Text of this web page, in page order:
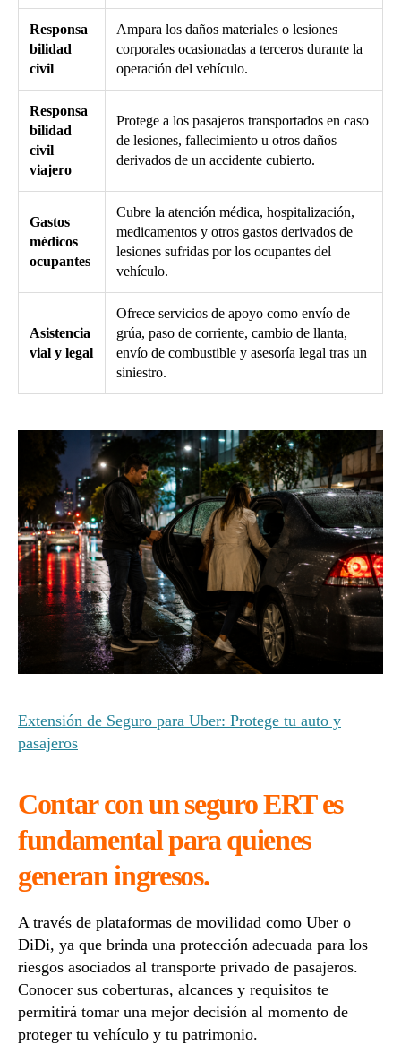
Responsa
bilidad
civil
Ampara los daños materiales o lesiones
corporales ocasionadas a terceros durante la
operación del vehículo.
Responsa
bilidad
civil
viajero
Protege a los pasajeros transportados en caso
de lesiones, fallecimiento u otros daños
derivados de un accidente cubierto.
Gastos
médicos
ocupantes
Cubre la atención médica, hospitalización,
medicamentos y otros gastos derivados de
lesiones sufridas por los ocupantes del
vehículo.
Asistencia
vial y legal
Ofrece servicios de apoyo como envío de
grúa, paso de corriente, cambio de llanta,
envío de combustible y asesoría legal tras un
siniestro.
Extensión de Seguro para Uber: Protege tu auto y
pasajeros
Contar con un seguro ERT es
fundamental para quienes
generan ingresos.
A través de plataformas de movilidad como Uber o
DiDi, ya que brinda una protección adecuada para los
riesgos asociados al transporte privado de pasajeros.
Conocer sus coberturas, alcances y requisitos te
permitirá tomar una mejor decisión al momento de
proteger tu vehículo y tu patrimonio.